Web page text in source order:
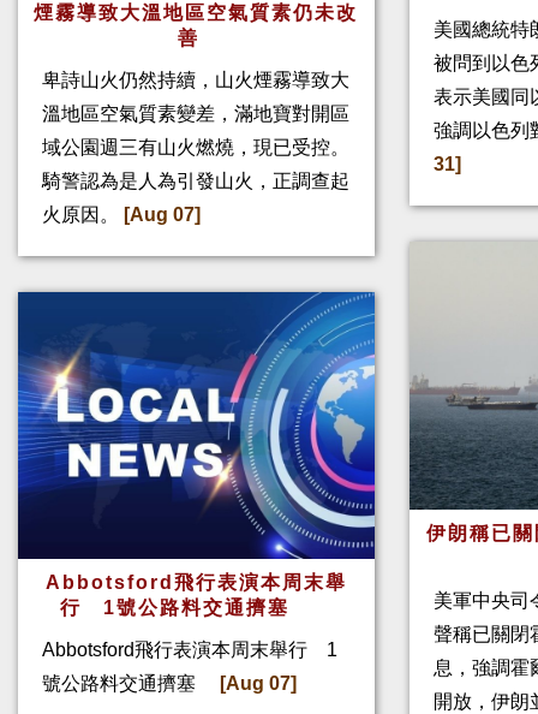
煙霧導致大溫地區空氣質素仍未改
善
卑詩山火仍然持續，山火煙霧導致大
溫地區空氣質素變差，滿地寶對開區
域公園週三有山火燃燒，現已受控。
騎警認為是人為引發山火，正調查起
火原因。
[Aug 07]
Abbotsford飛行表演本周末舉
行 1號公路料交通擠塞
Abbotsford飛行表演本周末舉行 1
號公路料交通擠塞
[Aug 07]
美國總統特
被問到以色
表示美國同
強調以色列
31]
伊朗稱已
美軍中央司
聲稱已關閉
息，強調霍
開放，伊